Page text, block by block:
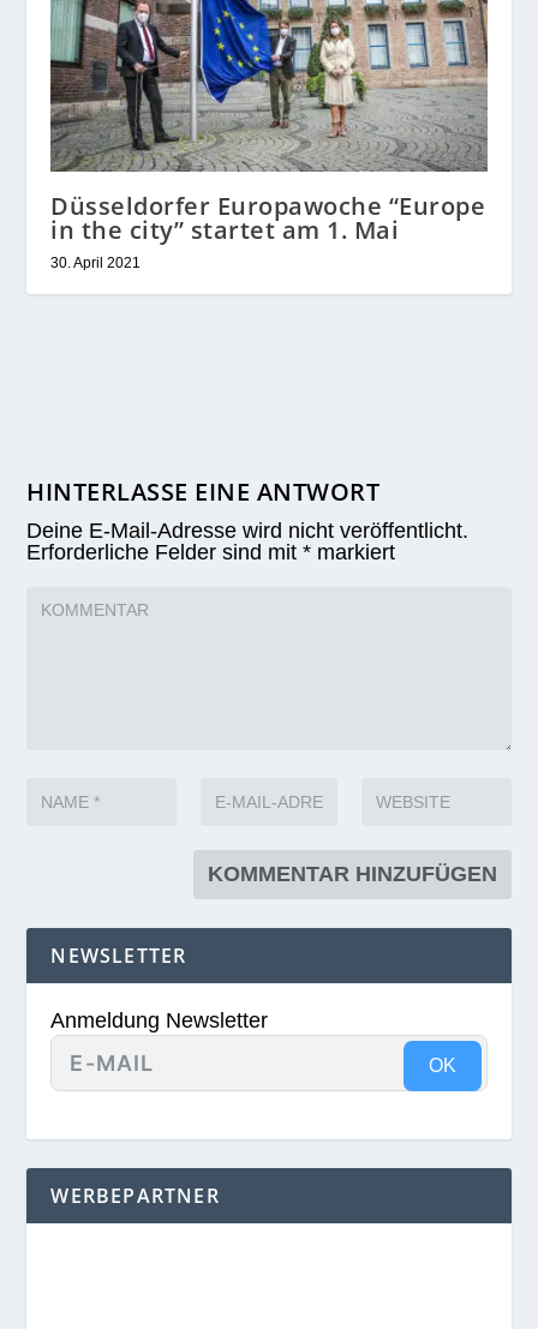
Düsseldorfer Europawoche “Europe
in the city” startet am 1. Mai
30. April 2021
HINTERLASSE EINE ANTWORT
Deine E-Mail-Adresse wird nicht veröffentlicht.
Erforderliche Felder sind mit* markiert
NEWSLETTER
Anmeldung Newsletter
OK
WERBEPARTNER